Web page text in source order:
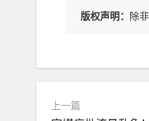
版权声明： 除
上一篇